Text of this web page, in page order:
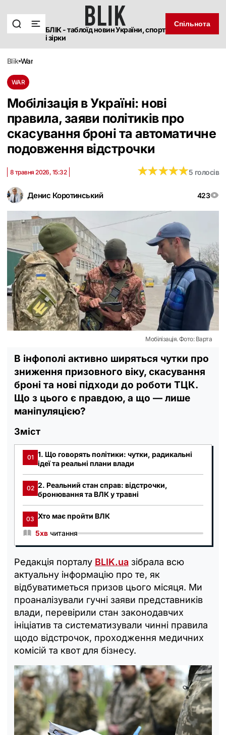
БЛІК - таблоїд новин України, спорт
і зірки
Спільнота
blik war
WAR
Мобілізація в Україні: нові
правила, заяви політиків про
скасування броні та автоматичне
подовження відстрочки
Денис Коротинський 423
8 травня 2026, 15:32 ★★★★★
★★★★★5 голосів
Мобілізація. Фото: Варта
В інфополі активно ширяться чутки про
зниження призовного віку, скасування
броні та нові підходи до роботи ТЦК.
Що з цього є правдою, а що — лише
маніпуляцією?
Зміст
01 1. Що говорять політики: чутки, радикальні
ідеї та реальні плани влади
02 2. Реальний стан справ: відстрочки,
бронювання та ВЛК у травні
03 Хто має пройти ВЛК
5хв читання
Редакція порталу BLIK.ua зібрала всю
актуальну інформацію про те, як
відбуватиметься призов цього місяця. Ми
проаналізували гучні заяви представників
влади, перевірили стан законодавчих
ініціатив та систематизували чинні правила
щодо відстрочок, проходження медичних
комісій та квот для бізнесу.